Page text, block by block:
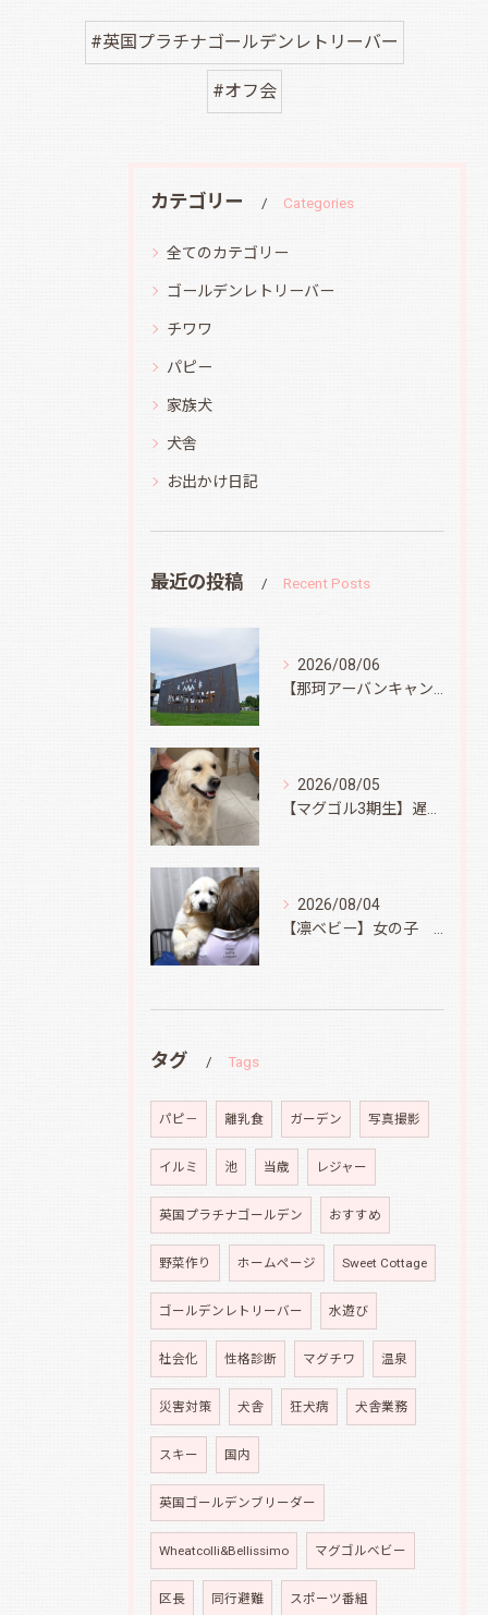
#英国プラチナゴールデンレトリーバー
#オフ会
カテゴリー Categories
全てのカテゴリー
ゴールデンレトリーバー
チワワ
パピー
家族犬
犬舎
お出かけ日記
最近の投稿 Recent Posts
2026/08/06
【那珂アーバンキャンプフィールド】
2026/08/05
【マグゴル3期生】遅ればせながら
2026/08/04
【凛ベビー】女の子 Ⅱ
タグ Tags
パピ－ 離乳食 ガーデン 写真撮影
イルミ 池 当歳 レジャー
英国プラチナゴールデン おすすめ
野菜作り ホームページ Sweet Cottage
ゴールデンレトリーバー 水遊び
社会化 性格診断 マグチワ 温泉
災害対策 犬舎 狂犬病 犬舎業務
スキー 国内
英国ゴールデンブリーダー
Wheatcolli&Bellissimo マグゴルベビー
区長 同行避難 スポーツ番組